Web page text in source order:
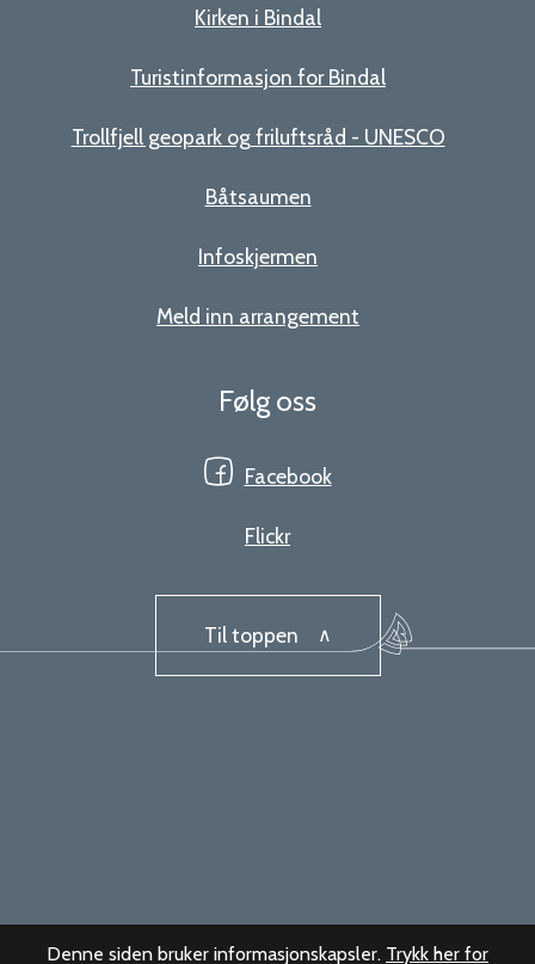
Kirken i Bindal
Turistinformasjon for Bindal
Trollfjell geopark og friluftsråd - UNESCO
Båtsaumen
Infoskjermen
Meld inn arrangement
Følg oss
Facebook
Flickr
Til toppen
Denne siden bruker informasjonskapsler. Trykk her for